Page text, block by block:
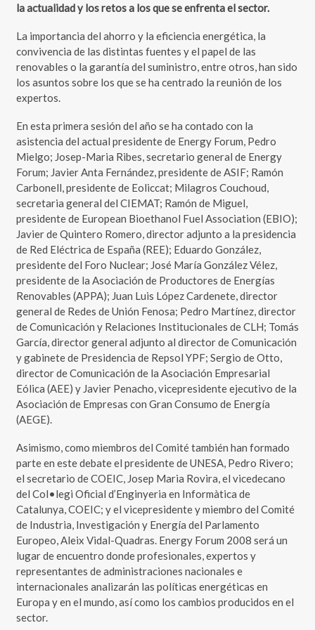
la actualidad y los retos a los que se enfrenta el sector.
La importancia del ahorro y la eficiencia energética, la
convivencia de las distintas fuentes y el papel de las
renovables o la garantía del suministro, entre otros, han sido
los asuntos sobre los que se ha centrado la reunión de los
expertos.
En esta primera sesión del año se ha contado con la
asistencia del actual presidente de Energy Forum, Pedro
Mielgo; Josep-Maria Ribes, secretario general de Energy
Forum; Javier Anta Fernández, presidente de ASIF; Ramón
Carbonell, presidente de Eoliccat; Milagros Couchoud,
secretaria general del CIEMAT; Ramón de Miguel,
presidente de European Bioethanol Fuel Association (EBIO);
Javier de Quintero Romero, director adjunto a la presidencia
de Red Eléctrica de España (REE); Eduardo González,
presidente del Foro Nuclear; José María González Vélez,
presidente de la Asociación de Productores de Energías
Renovables (APPA); Juan Luis López Cardenete, director
general de Redes de Unión Fenosa; Pedro Martínez, director
de Comunicación y Relaciones Institucionales de CLH; Tomás
García, director general adjunto al director de Comunicación
y gabinete de Presidencia de Repsol YPF; Sergio de Otto,
director de Comunicación de la Asociación Empresarial
Eólica (AEE) y Javier Penacho, vicepresidente ejecutivo de la
Asociación de Empresas con Gran Consumo de Energía
(AEGE).
Asimismo, como miembros del Comité también han formado
parte en este debate el presidente de UNESA, Pedro Rivero;
el secretario de COEIC, Josep Maria Rovira, el vicedecano
del Col•legi Oficial d’Enginyeria en Informàtica de
Catalunya, COEIC; y el vicepresidente y miembro del Comité
de Industria, Investigación y Energía del Parlamento
Europeo, Aleix Vidal-Quadras. Energy Forum 2008 será un
lugar de encuentro donde profesionales, expertos y
representantes de administraciones nacionales e
internacionales analizarán las políticas energéticas en
Europa y en el mundo, así como los cambios producidos en el
sector.